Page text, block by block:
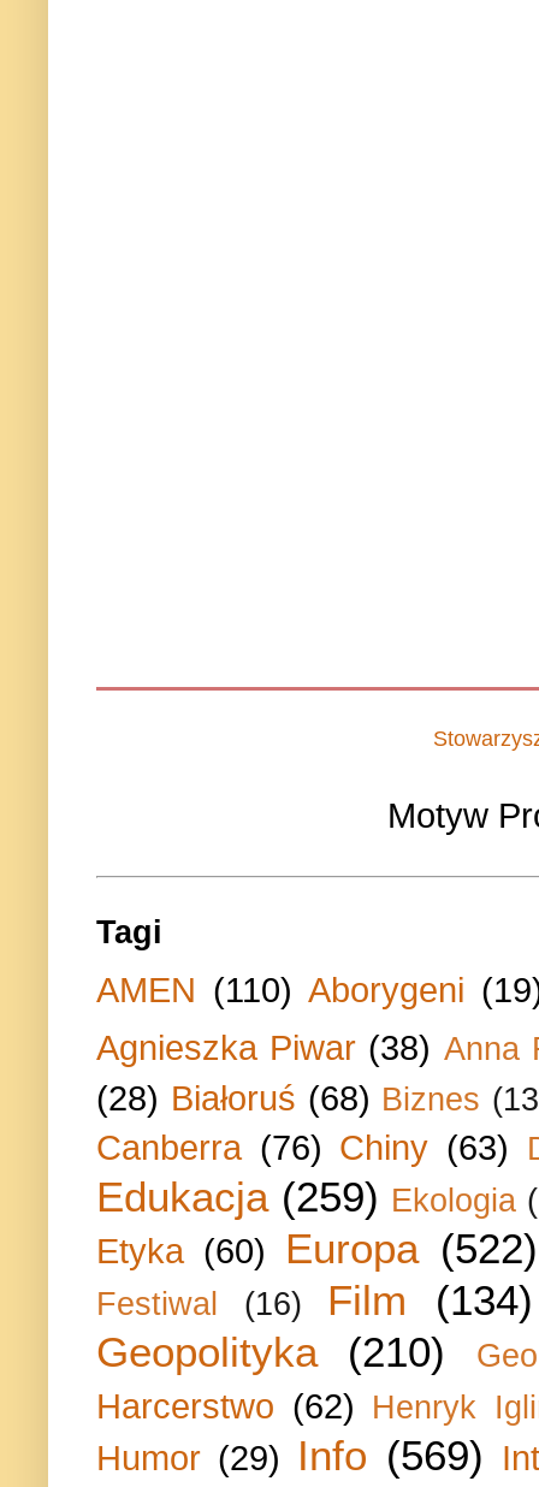
Motyw
Tagi
AMEN (110) Aborygeni
Agnieszka Piwar (38) Anna
(28) Białoruś (68) Biznes
Canberra (76) Chiny (63)
Edukacja (259) Ekologia
Etyka (60) Europa (522)
Festiwal (16) Film
(134)
Geopolityka
(210)
Harcerstwo (62) Henryk
Humor (29) Info (569)